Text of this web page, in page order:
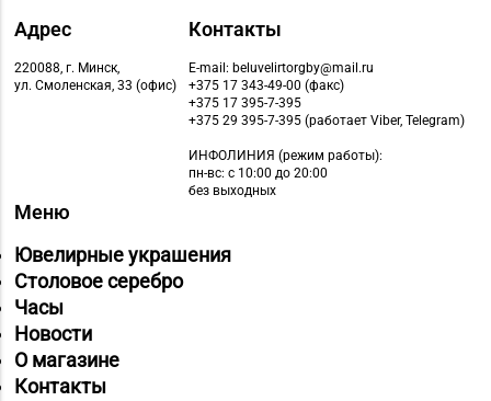
Адрес
220088, г. Минск,
ул. Смоленская, 33 (офис)
Контакты
E-mail: beluvelirtorgby@mail.ru
+375 17 343-49-00 (факс)
+375 17 395-7-395
+375 29 395-7-395 (работает Viber, Telegram)
ИНФОЛИНИЯ (режим работы):
пн-вс: с 10:00 до 20:00
без выходных
Меню
Ювелирные украшения
Столовое серебро
Часы
Новости
О магазине
Контакты